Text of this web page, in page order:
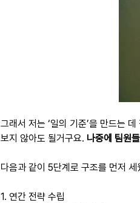
그래서 저는 ‘일의 기준’을 만드는
보지 않아도 될거구요. 나중에 팀원
다음과 같이 5단계로 구조를 먼저 세
1. 연간 전략 수립